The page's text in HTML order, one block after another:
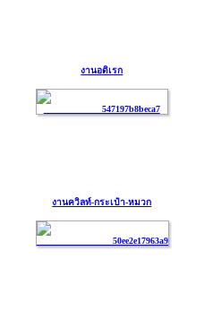
งานอดิเรก
งานควิลท์-กระเป๋า-หมวก